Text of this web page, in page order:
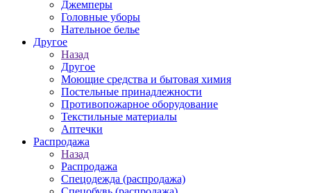
Джемперы
Головные уборы
Нательное белье
Другое
Назад
Другое
Моющие средства и бытовая химия
Постельные принадлежности
Противопожарное оборудование
Текстильные материалы
Аптечки
Распродажа
Назад
Распродажа
Спецодежда (распродажа)